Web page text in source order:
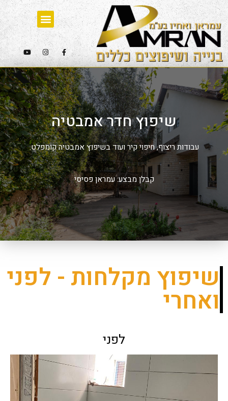
שיפוץ חדר אמבטיה
עבודות ריצוף, חיפוי קיר ועוד בשיפוץ אמבטיה קומפלט.
קבלן מבצע: עמראן פסיסי
שיפוץ מקלחות - לפני
ואחרי
לפני